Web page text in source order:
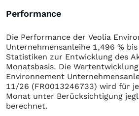
Performance
Die Performance der Veolia
Unternehmensanleihe 1,496 %
Statistiken zur Entwicklung des
Monatsbasis. Die
Environnement
11/26 (FR0013246733) wird für
Monat unter Berücksichtigung
berechnet.